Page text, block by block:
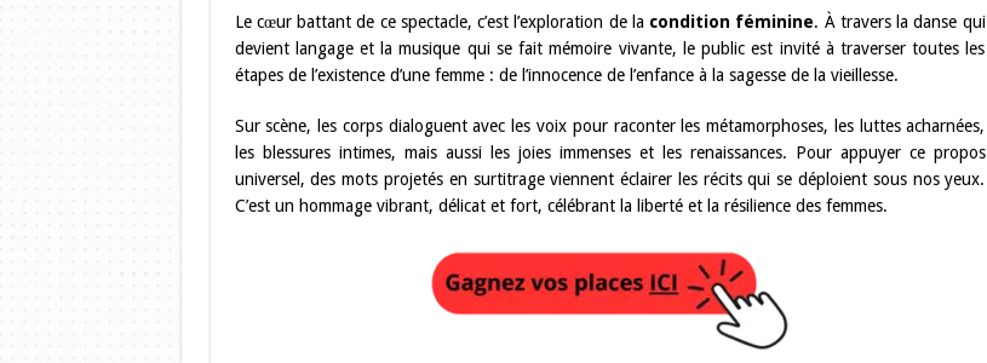
Le cœur battant de ce spectacle, c’est l’exploration de la condition féminine. À travers la danse qui
devient langage et la musique qui se fait mémoire vivante, le public est invité à traverser toutes les
étapes de l’existence d’une femme : de l’innocence de l’enfance à la sagesse de la vieillesse.
Sur scène, les corps dialoguent avec les voix pour raconter les métamorphoses, les luttes acharnées,
les blessures intimes, mais aussi les joies immenses et les renaissances. Pour appuyer ce propos
universel, des mots projetés en surtitrage viennent éclairer les récits qui se déploient sous nos yeux.
C’est un hommage vibrant, délicat et fort, célébrant la liberté et la résilience des femmes.